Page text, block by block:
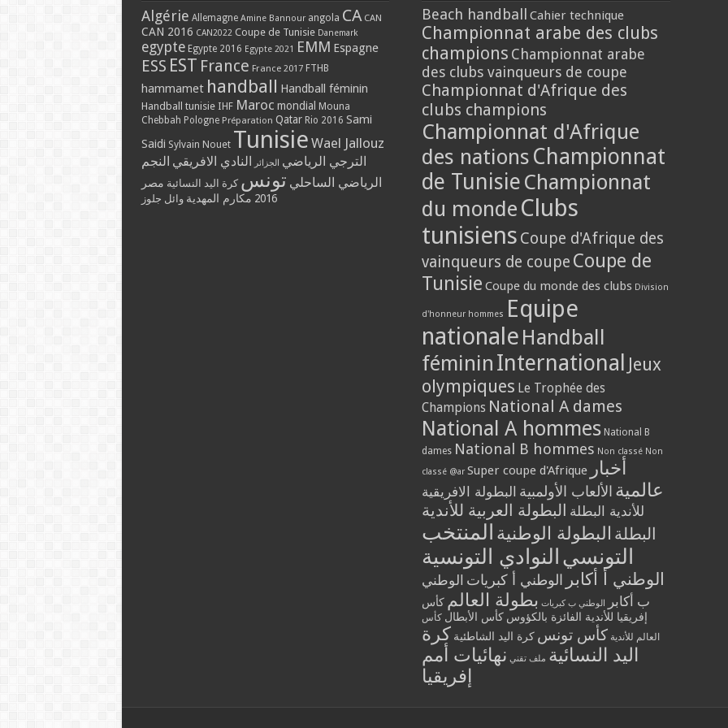
Algérie Allemagne Amine Bannour angola CA CAN
CAN 2016 CAN2022 Coupe de Tunisie Danemark
egypte Egypte 2016 Egypte 2021 EMM Espagne
ESS EST France France 2017 FTHB
hammamet handball Handball féminin
Handball tunisie IHF Maroc mondial Mouna
Chebbah Pologne Préparation Qatar Rio 2016 Sami
Saidi Sylvain Nouet Tunisie Wael Jallouz
الترجي الرياضي الجزائر النادي الافريقي النجم
الرياضي الساحلي تونس كرة اليد النسائية مصر
2016 مكارم المهدية وائل جلوز
Beach handball Cahier technique
Championnat arabe des clubs
champions Championnat arabe
des clubs vainqueurs de coupe
Championnat d'Afrique des
clubs champions
Championnat d'Afrique
des nations Championnat
de Tunisie Championnat
du monde Clubs
tunisiens Coupe d'Afrique des
vainqueurs de coupe Coupe de
Tunisie Coupe du monde des clubs Division
d'honneur hommes Equipe
nationale Handball
féminin International Jeux
olympiques Le Trophée des
Champions National A dames
National A hommes National B
dames National B hommes Non classé Non
classé @ar Super coupe d'Afrique أخبار
عالمية الألعاب الأولمبية البطولة الافريقية
للأندية البطلة البطولة العربية للأندية
البطلة البطولة الوطنية المنتخب
التونسي النوادي التونسية
الوطني أ أكابر الوطني أ كبريات الوطني
ب أكابر
الوطني ب كبريات بطولة العالم كأس
إفريقيا للأندية الفائزة بالكؤوس كأس الأبطال كأس
العالم للأندية كأس تونس كرة اليد الشاطئية كرة
اليد النسائية ملف تقني نهائيات أمم
إفريقيا